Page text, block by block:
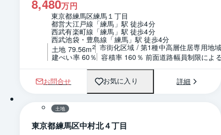
8,480万円
東京都練馬区練馬１丁目
都営大江戸線「練馬」駅 徒歩4分
西武有楽町線「練馬」駅 徒歩4分
西武池袋・豊島線「練馬」駅 徒歩4分
土地 79.56m2 市街化区域 / 第1種中高層住居専用地
建ぺい率 60％ 容積率 160％ 前面道路幅員制限によ
お問合せ お気に入り 詳細
1 / 0 区画図
土地
東京都練馬区中村北４丁目